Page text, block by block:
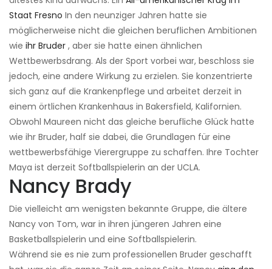
Staat Fresno In den neunziger Jahren hatte sie
möglicherweise nicht die gleichen beruflichen Ambitionen
wie ihr Bruder , aber sie hatte einen ähnlichen
Wettbewerbsdrang. Als der Sport vorbei war, beschloss sie
jedoch, eine andere Wirkung zu erzielen. Sie konzentrierte
sich ganz auf die Krankenpflege und arbeitet derzeit in
einem örtlichen Krankenhaus in Bakersfield, Kalifornien.
Obwohl Maureen nicht das gleiche berufliche Glück hatte
wie ihr Bruder, half sie dabei, die Grundlagen für eine
wettbewerbsfähige Vierergruppe zu schaffen. Ihre Tochter
Maya ist derzeit Softballspielerin an der UCLA.
Nancy Brady
Die vielleicht am wenigsten bekannte Gruppe, die ältere
Nancy von Tom, war in ihren jüngeren Jahren eine
Basketballspielerin und eine Softballspielerin.
Während sie es nie zum professionellen Bruder geschafft